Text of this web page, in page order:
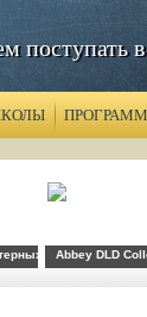
поступать
технологий FLS
Abbey DLD